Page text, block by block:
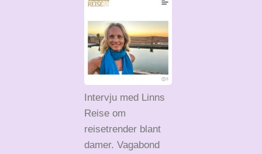
Intervju med Linns
Reise om
reisetrender blant
damer. Vagabond